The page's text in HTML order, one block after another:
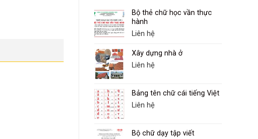
Bộ thẻ chữ học vần thực
hành
Liên hệ
Xây dựng nhà ở
Liên hệ
Bảng tên chữ cái tiếng Việt
Liên hệ
Bộ chữ dạy tập viết